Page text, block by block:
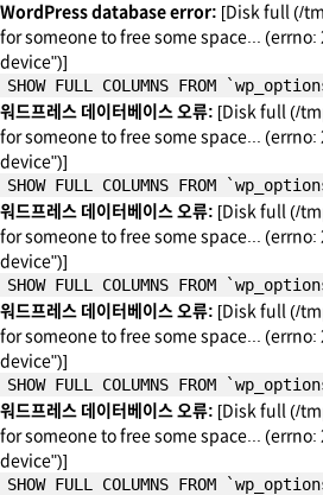
WordPress database error: [Disk full (/
for someone to free some space... (errno:
device")]
SHOW FULL COLUMNS FROM
워드프레스 데이터베이스 오류: [Disk full (/
for someone to free some space... (errno:
device")]
SHOW FULL COLUMNS FROM
워드프레스 데이터베이스 오류: [Disk full (/
for someone to free some space... (errno:
device")]
SHOW FULL COLUMNS FROM
워드프레스 데이터베이스 오류: [Disk full (/
for someone to free some space... (errno:
device")]
SHOW FULL COLUMNS FROM
워드프레스 데이터베이스 오류: [Disk full (/
for someone to free some space... (errno:
device")]
SHOW FULL COLUMNS FROM